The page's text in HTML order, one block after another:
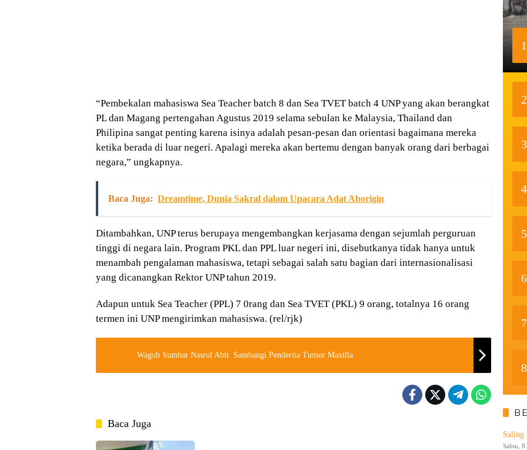
“Pembekalan mahasiswa Sea Teacher batch 8 dan Sea TVET batch 4 UNP yang akan berangkat
PL dan Magang pertengahan Agustus 2019 selama sebulan ke Malaysia, Thailand dan
Philipina sangat penting karena isinya adalah pesan-pesan dan orientasi bagaimana mereka
ketika berada di luar negeri. Apalagi mereka akan bertemu dengan banyak orang dari berbagai
negara,” ungkapnya.
Baca Juga: Dreamtime, Dunia Sakral dalam Upacara Adat Aborigin
Ditambahkan, UNP terus berupaya mengembangkan kerjasama dengan sejumlah perguruan
tinggi di negara lain. Program PKL dan PPL luar negeri ini, disebutkanya tidak hanya untuk
menambah pengalaman mahasiswa, tetapi sebagai salah satu bagian dari internasionalisasi
yang dicanangkan Rektor UNP tahun 2019.
Adapun untuk Sea Teacher (PPL) 7 0rang dan Sea TVET (PKL) 9 orang, totalnya 16 orang
termen ini UNP mengirimkan mahasiswa. (rel/rjk)
Wagub Sumbar Nasrul Abit Sambangi Penderita Tumor Maxilla
Baca Juga
1
2
3
4
5
6
7
8
Saling
Sabtu, 8